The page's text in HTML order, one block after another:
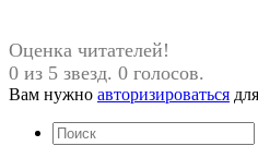
Оценка читателей!
0 из 5 звезд. 0 голосов.
Вам нужно авторизироваться